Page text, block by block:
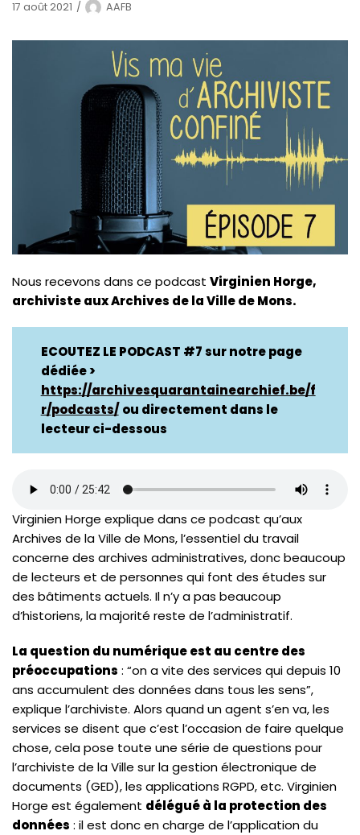
17 août 2021 AAFB
Nous recevons dans ce podcast Virginien Horge,
archiviste aux Archives de la Ville de Mons.
ECOUTEZ LE PODCAST #7 sur notre page
dédiée >
https://archivesquarantainearchief.be/f
r/podcasts/ ou directement dans le
lecteur ci-dessous
Virginien Horge explique dans ce podcast qu’aux
Archives de la Ville de Mons, l’essentiel du travail
concerne des archives administratives, donc beaucoup
de lecteurs et de personnes qui font des études sur
des bâtiments actuels. Il n’y a pas beaucoup
d’historiens, la majorité reste de l’administratif.
La question du numérique est au centre des
préoccupations : “on a vite des services qui depuis 10
ans accumulent des données dans tous les sens”,
explique l’archiviste. Alors quand un agent s’en va, les
services se disent que c’est l’occasion de faire quelque
chose, cela pose toute une série de questions pour
l’archiviste de la Ville sur la gestion électronique de
documents (GED), les applications RGPD, etc. Virginien
Horge est également délégué à la protection des
données : il est donc en charge de l’application du